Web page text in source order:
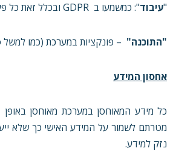
"עיבוד": כמשמעו ב GDPR ובכלל זאת כל פעולה המתבצעת לגבי מידע אישי ובכלל זאת איסוף, ארגון, אחסון, שינוי, שימוש, מחיקה וכיוצ"ב.
"התוכנה" – פונקציות במערכת (כמו למשל
אחסון המידע
כל מידע המאוחסן במערכת מאוחסן
מטרתם לשמור על המידע האישי כך שלא
נזק למידע.